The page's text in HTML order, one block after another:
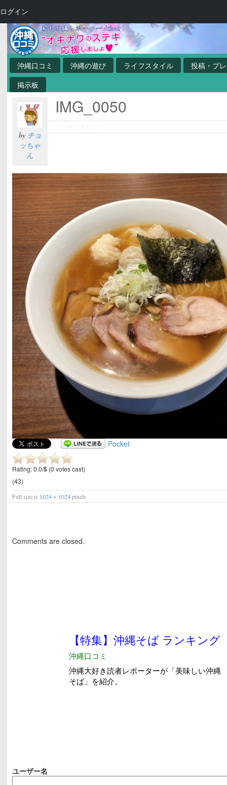
沖縄口コミ 沖縄の遊び ライフスタイル
投稿・プ
掲示板
by チョ
ッちゃ
ん
IMG_0050
Pocket
Rating: 0.0/5 (0 votes cast)
(43)
Full size is 1024 × 1024pixels
Comments are closed.
ユーザー名
ログイン